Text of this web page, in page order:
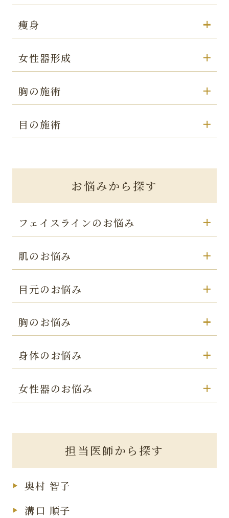
痩身
女性器形成
胸の施術
目の施術
お悩みから探す
フェイスラインのお悩み
肌のお悩み
目元のお悩み
胸のお悩み
身体のお悩み
女性器のお悩み
担当医師から探す
奥村 智子
溝口 順子